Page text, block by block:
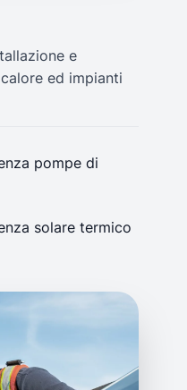
e
ed impianti
pompe di
solare termico